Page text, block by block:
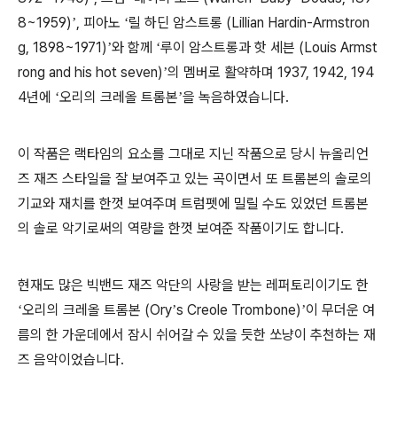
8~1959)’, 피아노 ‘릴 하딘 암스트롱 (Lillian Hardin-Armstron
g, 1898~1971)’와 함께 ‘루이 암스트롱과 핫 세븐 (Louis Armst
rong and his hot seven)’의 멤버로 활약하며 1937, 1942, 194
4년에 ‘오리의 크레올 트롬본’을 녹음하였습니다.
이 작품은 랙타임의 요소를 그대로 지닌 작품으로 당시 뉴올리언
즈 재즈 스타일을 잘 보여주고 있는 곡이면서 또 트롬본의 솔로의
기교와 재치를 한껏 보여주며 트럼펫에 밀릴 수도 있었던 트롬본
의 솔로 악기로써의 역량을 한껏 보여준 작품이기도 합니다.
현재도 많은 빅밴드 재즈 악단의 사랑을 받는 레퍼토리이기도 한
‘오리의 크레올 트롬본 (Ory’s Creole Trombone)’이 무더운 여
름의 한 가운데에서 잠시 쉬어갈 수 있을 듯한 쏘냥이 추천하는 재
즈 음악이었습니다.